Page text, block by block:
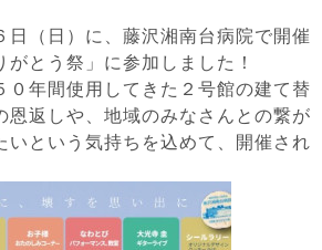
日（日）に、藤沢湘南台病院で開催
とう祭」に参加しました！
０年間使用してきた２号館の建て替
恩返しや、地域のみなさんとの繋が
いという気持ちを込めて、開催され